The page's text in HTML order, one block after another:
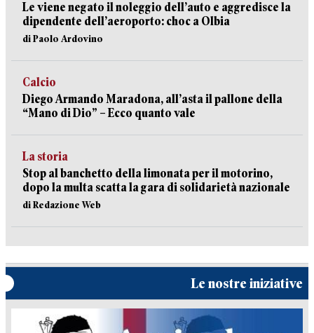
Le viene negato il noleggio dell’auto e aggredisce la
dipendente dell’aeroporto: choc a Olbia
di Paolo Ardovino
Calcio
Diego Armando Maradona, all’asta il pallone della
“Mano di Dio” – Ecco quanto vale
La storia
Stop al banchetto della limonata per il motorino,
dopo la multa scatta la gara di solidarietà nazionale
di Redazione Web
Le nostre iniziative